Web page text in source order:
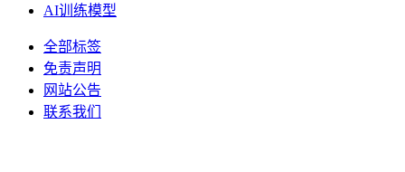
AI训练模型
全部标签
免责声明
网站公告
联系我们